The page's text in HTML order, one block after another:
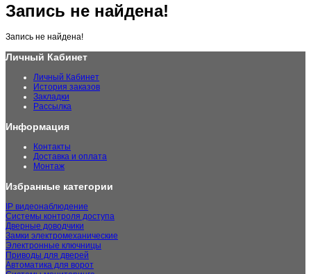
Запись не найдена!
Запись не найдена!
Личный Кабинет
Личный Кабинет
История заказов
Закладки
Рассылка
Информация
Контакты
Доставка и оплата
Монтаж
Избранные категории
IP видеонаблюдение
Системы контроля доступа
Дверные доводчики
Замки электромеханические
Электронные ключницы
Приводы для дверей
Автоматика для ворот